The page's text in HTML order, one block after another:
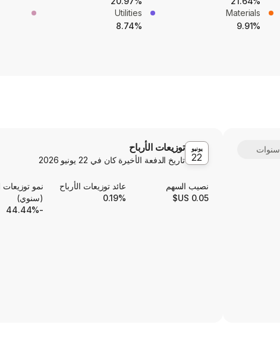
Materials
9.91%
Utilities
8.74%
يونيو
22
توزيعات الأرباح
تاريخ الدفعة الأخيرة كان في 22 يونيو 2026
نصيب السهم
0.05 US$
عائد توزيعات الأرباح
0.19%
نمو توزيعات
(سنوي)
-44.44%